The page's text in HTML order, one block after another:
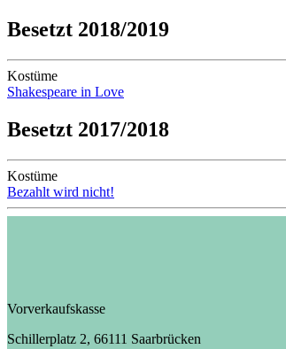
Besetzt 2018/2019
Kostüme
Shakespeare in Love
Besetzt 2017/2018
Kostüme
Bezahlt wird nicht!
Vorverkaufskasse
Schillerplatz 2, 66111 Saarbrücken